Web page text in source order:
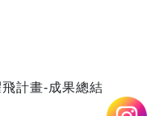
計畫-成果總結